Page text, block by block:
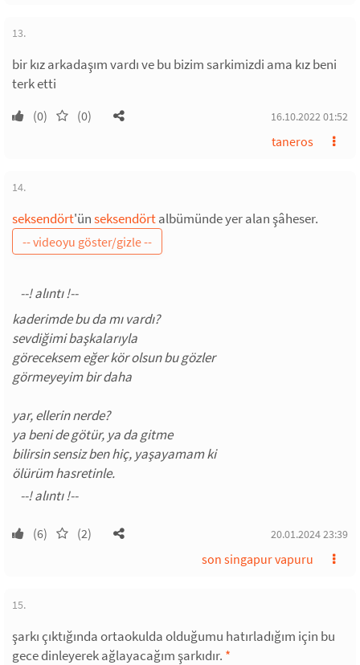
13.
bir kız arkadaşım vardı ve bu bizim sarkimizdi ama kız beni
terk etti
(0) (0) 16.10.2022 01:52
taneros
14.
seksendört'ünseksendörtalbümünde yer alan şâheser.
kaderimde bu da mı vardı?
sevdiğimi başkalarıyla
göreceksem eğer kör olsun bu gözler
görmeyeyim bir daha
yar, ellerin nerde?
ya beni de götür, ya da gitme
bilirsin sensiz ben hiç, yaşayamam ki
ölürüm hasretinle.
(6) (2) 20.01.2024 23:39
son singapur vapuru
15.
şarkı çıktığında ortaokulda olduğumu hatırladığım için bu
gece dinleyerek ağlayacağım şarkıdır. *